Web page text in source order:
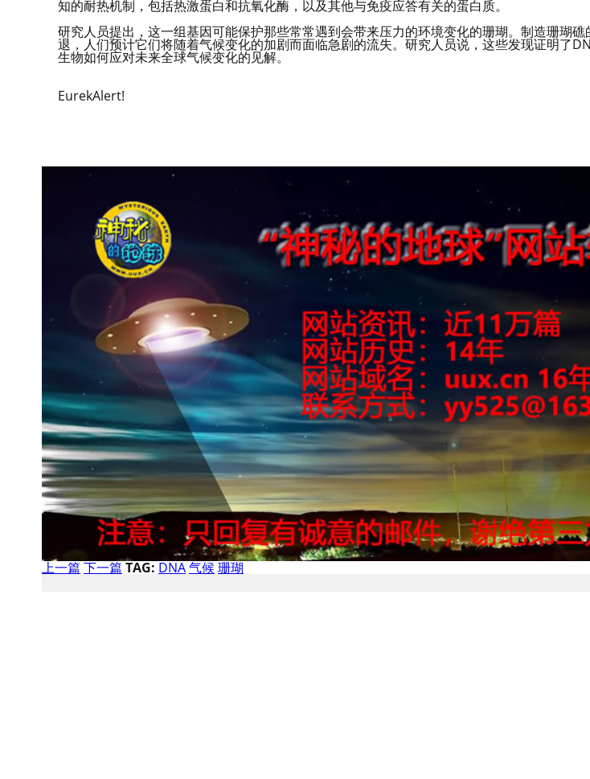
知的耐热机制，包括热激蛋白和抗氧化酶，以及其他与免疫应答有关的蛋白质。
研究人员提出，这一组基因可能保护那些常常遇到会带来压力的环境变化的珊瑚。制造珊瑚
退，人们预计它们将随着气候变化的加剧而面临急剧的流失。研究人员说，这些发现证明了
生物如何应对未来全球气候变化的见解。
EurekAlert!
上一篇 下一篇 TAG: DNA气候珊瑚